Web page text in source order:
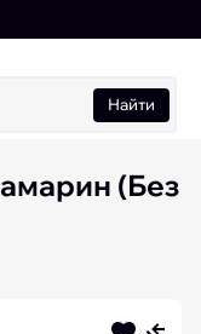
Найти
(Без